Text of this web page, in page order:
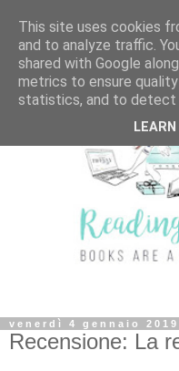
venerdì 4 gennaio 2019
Recensione: La
This site uses cookies
and to analyze traffic.
shared with Google
metrics to ensure
statistics, and to detect